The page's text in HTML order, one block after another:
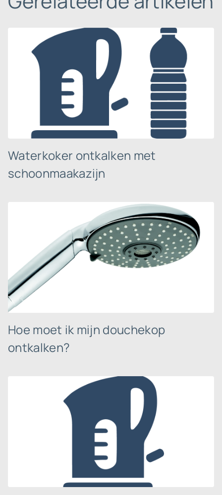
Waterkoker ontkalken met
schoonmaakazijn
Hoe moet ik mijn douchekop
ontkalken?